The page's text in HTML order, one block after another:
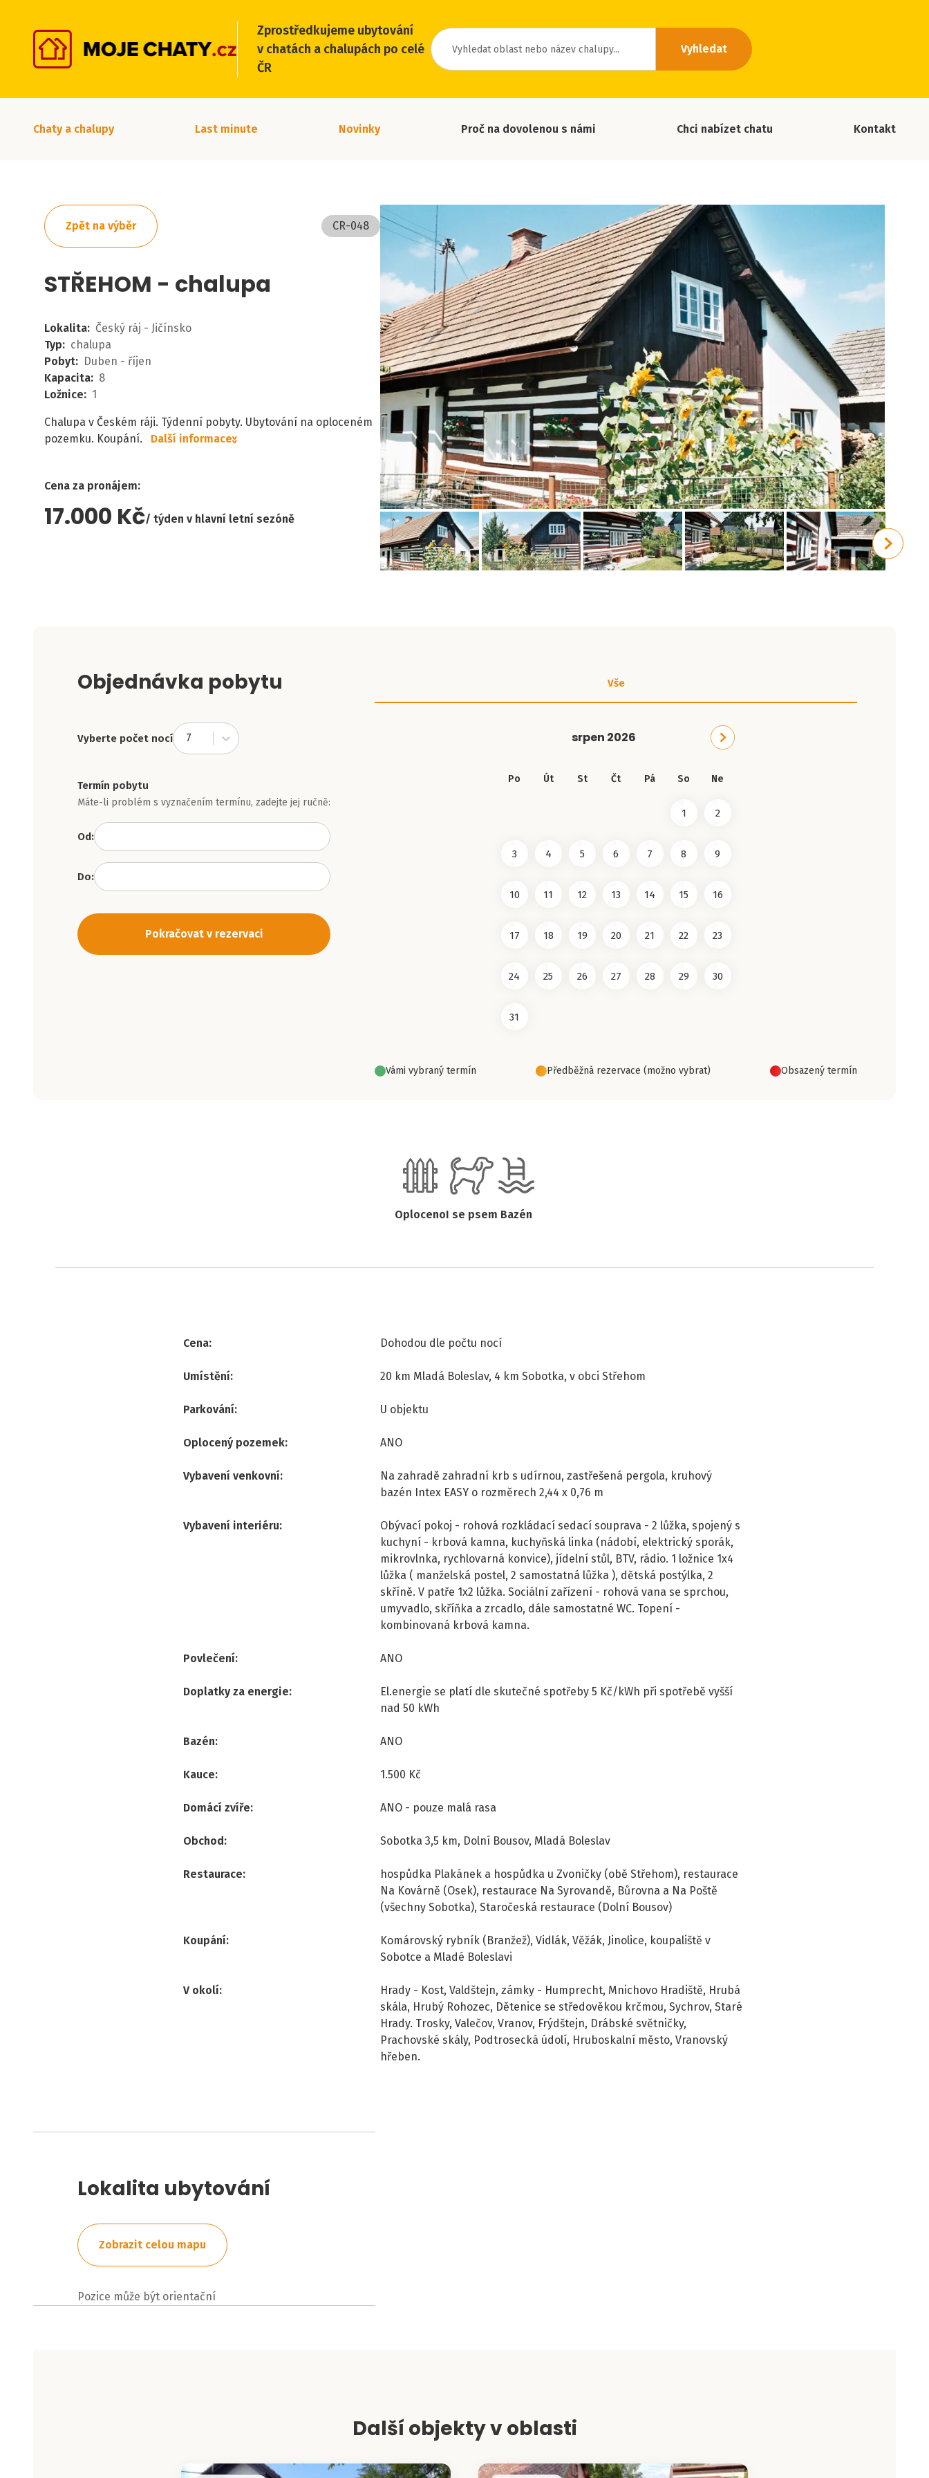
Zprostředkujeme ubytování
v chatách a chalupách po celé
ČR
Vyhledat
Chaty a chalupy Last minute Novinky Proč na dovolenou s námi Chci nabízet chatu Kontakt
Zpět na výběr CR-048
STŘEHOM - chalupa
Lokalita: Český ráj - Jičínsko
Typ: chalupa
Pobyt: Duben - říjen
Kapacita: 8
Ložnice: 1
Chalupa v Českém ráji. Týdenní pobyty. Ubytování na oploceném
pozemku. Koupání.
Další informace
Cena za pronájem:
17.000 Kč týden v hlavní letní sezóně
Objednávka pobytu
Vyberte počet nocí 7
Termín pobytu
Máte-li problém s vyznačením termínu, zadejte jej ručně:
Od:
Do:
Pokračovat v rezervaci
Vše
srpen 2026
Po Út St Čt Pá So Ne
1 2
3 4 5 6 7 8 9
10 11 12 13 14 15 16
17 18 19 20 21 22 23
24 25 26 27 28 29 30
31
Vámi vybraný termín Předběžná rezervace (možno vybrat) Obsazený termín
OplocenoI se psem Bazén
Cena: Dohodou dle počtu nocí
Umístění: 20 km Mladá Boleslav, 4 km Sobotka, v obci Střehom
Parkování: U objektu
Oplocený pozemek: ANO
Vybavení venkovní:
Na zahradě zahradní krb s udírnou, zastřešená pergola, kruhový
bazén Intex EASY o rozměrech 2,44 x 0,76 m
Vybavení interiéru:
Obývací pokoj - rohová rozkládací sedací souprava - 2 lůžka, spojený s
kuchyní - krbová kamna, kuchyňská linka (nádobí, elektrický sporák,
mikrovlnka, rychlovarná konvice), jídelní stůl, BTV, rádio. 1 ložnice 1x4
lůžka ( manželská postel, 2 samostatná lůžka ), dětská postýlka, 2
skříně. V patře 1x2 lůžka. Sociální zařízení - rohová vana se sprchou,
umyvadlo, skříňka a zrcadlo, dále samostatné WC. Topení -
kombinovaná krbová kamna.
Povlečení: ANO
Doplatky za energie:
El.energie se platí dle skutečné spotřeby 5 Kč/kWh při spotřebě vyšší
nad 50 kWh
Bazén: ANO
Kauce: 1.500 Kč
Domácí zvíře: ANO - pouze malá rasa
Obchod: Sobotka 3,5 km, Dolní Bousov, Mladá Boleslav
Restaurace:
hospůdka Plakánek a hospůdka u Zvoničky (obě Střehom), restaurace
Na Kovárně (Osek), restaurace Na Syrovandě, Bůrovna a Na Poště
(všechny Sobotka), Staročeská restaurace (Dolní Bousov)
Koupání:
Komárovský rybník (Branžež), Vidlák, Věžák, Jinolice, koupaliště v
Sobotce a Mladé Boleslavi
V okolí:
Hrady - Kost, Valdštejn, zámky - Humprecht, Mnichovo Hradiště, Hrubá
skála, Hrubý Rohozec, Dětenice se středověkou krčmou, Sychrov, Staré
Hrady. Trosky, Valečov, Vranov, Frýdštejn, Drábské světničky,
Prachovské skály, Podtrosecká údolí, Hruboskalní město, Vranovský
hřeben.
Lokalita ubytování
Zobrazit celou mapu
Pozice může být orientační
Další objekty v oblasti